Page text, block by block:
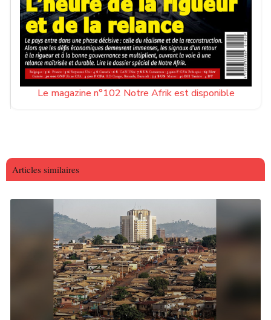
Le magazine n°102 Notre Afrik est disponible
Articles similaires